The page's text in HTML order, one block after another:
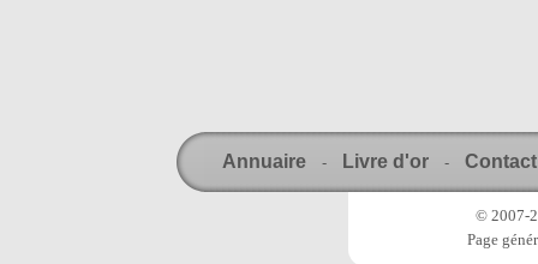
Annuaire - Livre d'or - Contact
© 2007-
Page